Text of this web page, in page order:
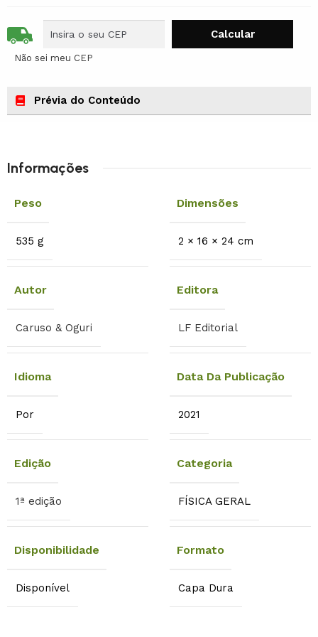
Não sei meu CEP
Prévia do Conteúdo
Informações
Peso
535 g
Dimensões
2 × 16 × 24 cm
Autor
Caruso & Oguri
Editora
LF Editorial
Idioma
Por
Data Da Publicação
2021
Edição
1ª edição
Categoria
FÍSICA GERAL
Disponibilidade
Disponível
Formato
Capa Dura